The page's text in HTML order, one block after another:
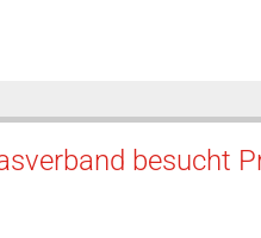
besucht